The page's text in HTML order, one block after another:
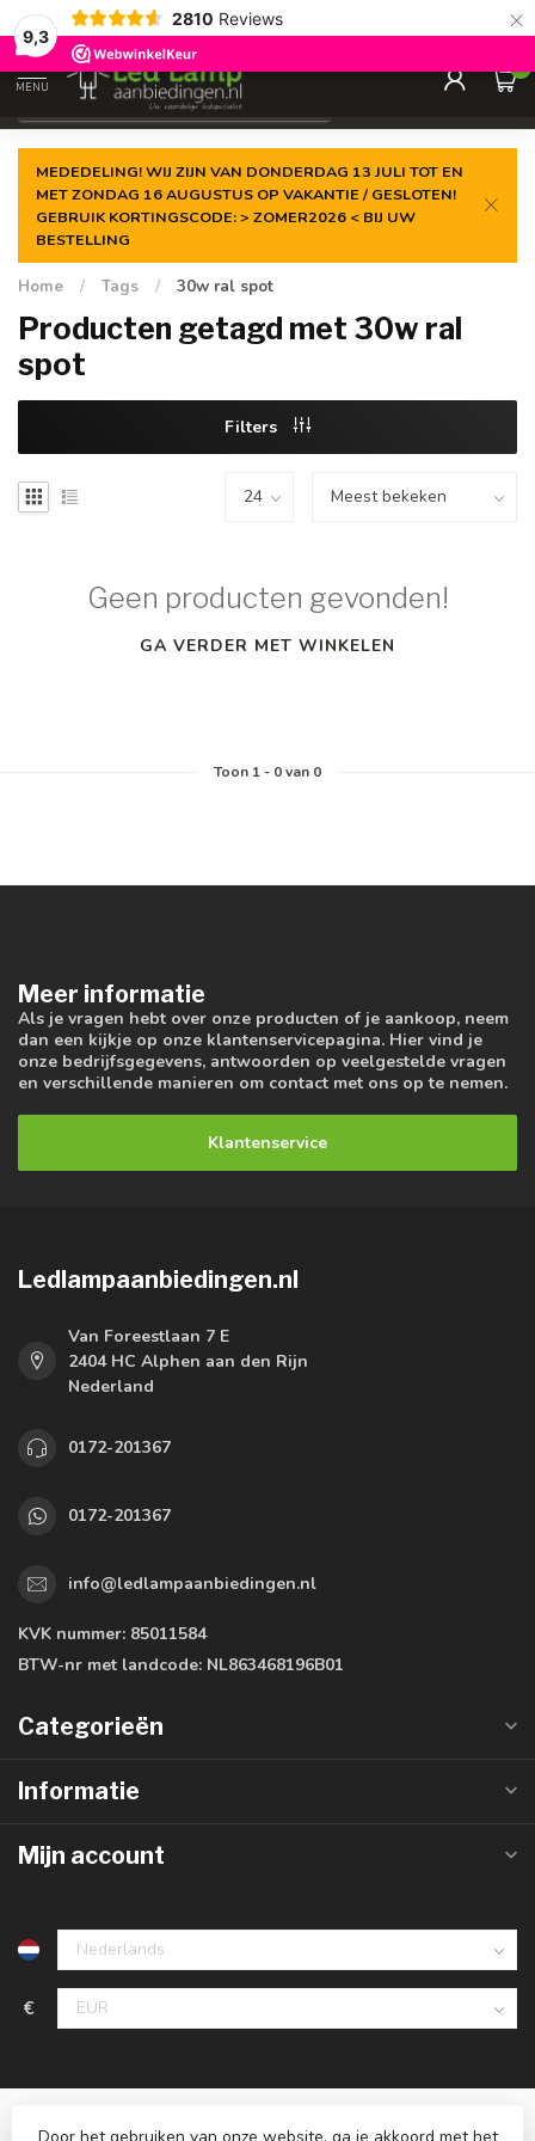
9,3
2810 Reviews ×
Gegarandeerde delaagste prijs
MENU
0
MEDEDELING! WIJ ZIJN VAN DONDERDAG 13 JULI TOT EN
MET ZONDAG 16 AUGUSTUS OP VAKANTIE / GESLOTEN!
GEBRUIK KORTINGSCODE: > ZOMER2026 < BIJ UW
BESTELLING
Home / Tags / 30w ral spot
Producten getagd met 30w ral
spot
Filters
Geen producten gevonden!
GA VERDER MET WINKELEN
Toon 1- 0van 0
Meer informatie
Als je vragen hebt over onze producten of je aankoop, neem
dan een kijkje op onze klantenservicepagina. Hier vind je
onze bedrijfsgegevens, antwoorden op veelgestelde vragen
en verschillende manieren om contact met ons op te nemen.
Klantenservice
Ledlampaanbiedingen.nl
Van Foreestlaan 7 E
2404 HC Alphen aan den Rijn
Nederland
0172-201367
0172-201367
info@ledlampaanbiedingen.nl
KVK nummer: 85011584
BTW-nr met landcode: NL863468196B01
Categorieën
Informatie
Mijn account
€